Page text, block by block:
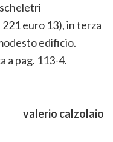
221 euro 13), in terza
edificio.
a pag. 113-4.
valerio calzolaio